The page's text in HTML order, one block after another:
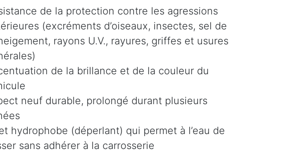
de la protection contre les agressions
(excréments d’oiseaux, insectes, sel de
rayons U.V., rayures, griffes et usures
de la brillance et de la couleur du
neuf durable, prolongé durant plusieurs
hydrophobe (déperlant) qui permet à l’eau de
sans adhérer à la carrosserie